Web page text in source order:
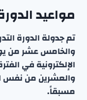
مواعيد
تم جدولة الدورة
والخامس عشر من
الإلكترونية في
والعشرين من نفس
مسبقاً.